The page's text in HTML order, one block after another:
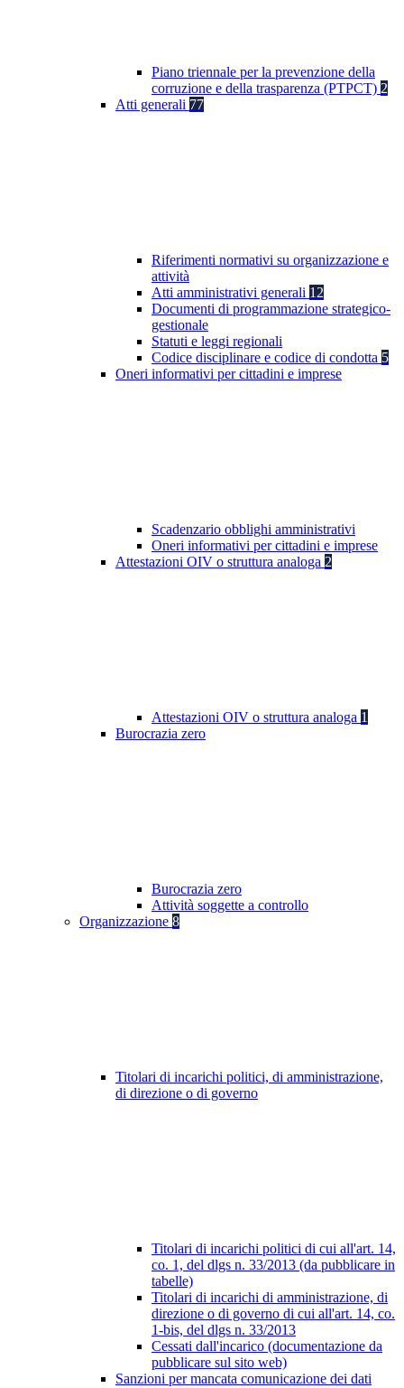
Piano triennale per la prevenzione della
corruzione e della trasparenza (PTPCT) 2
Atti generali 77
Riferimenti normativi su organizzazione e
attività
Atti amministrativi generali 12
Documenti di programmazione strategico-
gestionale
Statuti e leggi regionali
Codice disciplinare e codice di condotta 5
Oneri informativi per cittadini e imprese
Scadenzario obblighi amministrativi
Oneri informativi per cittadini e imprese
Attestazioni OIV o struttura analoga 2
Attestazioni OIV o struttura analoga 1
Burocrazia zero
Burocrazia zero
Attività soggette a controllo
Organizzazione 8
Titolari di incarichi politici, di amministrazione,
di direzione o di governo
Titolari di incarichi politici di cui all'art. 14,
co. 1, del dlgs n. 33/2013 (da pubblicare in
tabelle)
Titolari di incarichi di amministrazione, di
direzione o di governo di cui all'art. 14, co.
1-bis, del dlgs n. 33/2013
Cessati dall'incarico (documentazione da
pubblicare sul sito web)
Sanzioni per mancata comunicazione dei dati